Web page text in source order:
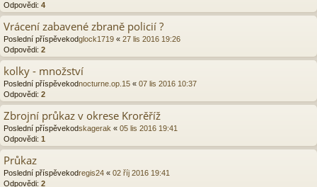
Odpovědi: 4
Vrácení zabavené zbraně policií ?
Poslední příspěvekodglock1719 « 27 lis 2016 19:26
Odpovědi: 2
kolky - množství
Poslední příspěvekodnocturne.op.15 « 07 lis 2016 10:37
Odpovědi: 2
Zbrojní průkaz v okrese Krorěříž
Poslední příspěvekodskagerak « 05 lis 2016 19:41
Odpovědi: 1
Průkaz
Poslední příspěvekodregis24 « 02 říj 2016 19:41
Odpovědi: 2